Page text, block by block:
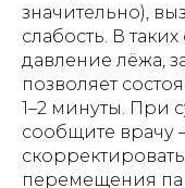
значительно),
слабость. В
давление лёжа,
позволяет
1–2 минуты. При
сообщите врачу
перемещения
Индивидуальный
Гришин Андрей
за собой право
договора проката
оборудования без
в том числе при
характере
использования
возможности
эксплуатации.